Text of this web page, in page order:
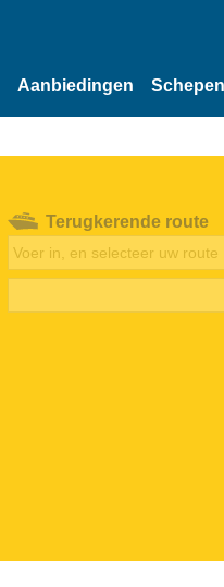
Aanbiedingen Schepen
Terugkerende route